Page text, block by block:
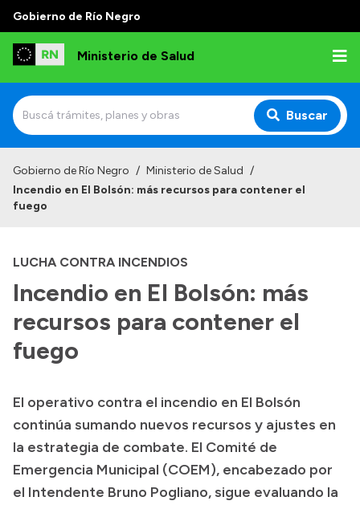
Gobierno de Río Negro
Ministerio de Salud
Buscar
Institucional
Autoridades
Consejos locales
Transparencia
Boletín Oficial
Compras y licitaciones
Consulta de expedientes
Consulta de pago a proveedores
Gobierno de Río Negro / Ministerio de Salud /
Incendio en El Bolsón: más recursos para contener el
fuego
LUCHA CONTRA INCENDIOS
Incendio en El Bolsón: más
recursos para contener el
fuego
El operativo contra el incendio en El Bolsón
continúa sumando nuevos recursos y ajustes en
la estrategia de combate. El Comité de
Emergencia Municipal (COEM), encabezado por
el Intendente Bruno Pogliano, sigue evaluando la